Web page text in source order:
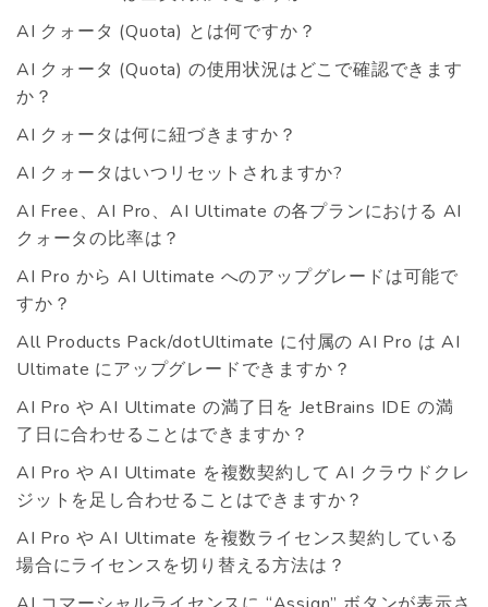
AI クォータ (Quota) とは何ですか？
AI クォータ (Quota) の使用状況はどこで確認できます
か？
AI クォータは何に紐づきますか？
AI クォータはいつリセットされますか?
AI Free、AI Pro、AI Ultimate の各プランにおける AI
クォータの比率は？
AI Pro から AI Ultimate へのアップグレードは可能で
すか？
All Products Pack/dotUltimate に付属の AI Pro は AI
Ultimate にアップグレードできますか？
AI Pro や AI Ultimate の満了日を JetBrains IDE の満
了日に合わせることはできますか？
AI Pro や AI Ultimate を複数契約して AI クラウドクレ
ジットを足し合わせることはできますか？
AI Pro や AI Ultimate を複数ライセンス契約している
場合にライセンスを切り替える方法は？